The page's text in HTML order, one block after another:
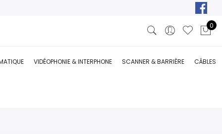
0
VIDÉOPHONIE & INTERPHONE SCANNER & BARRIÈRE CÂBLES